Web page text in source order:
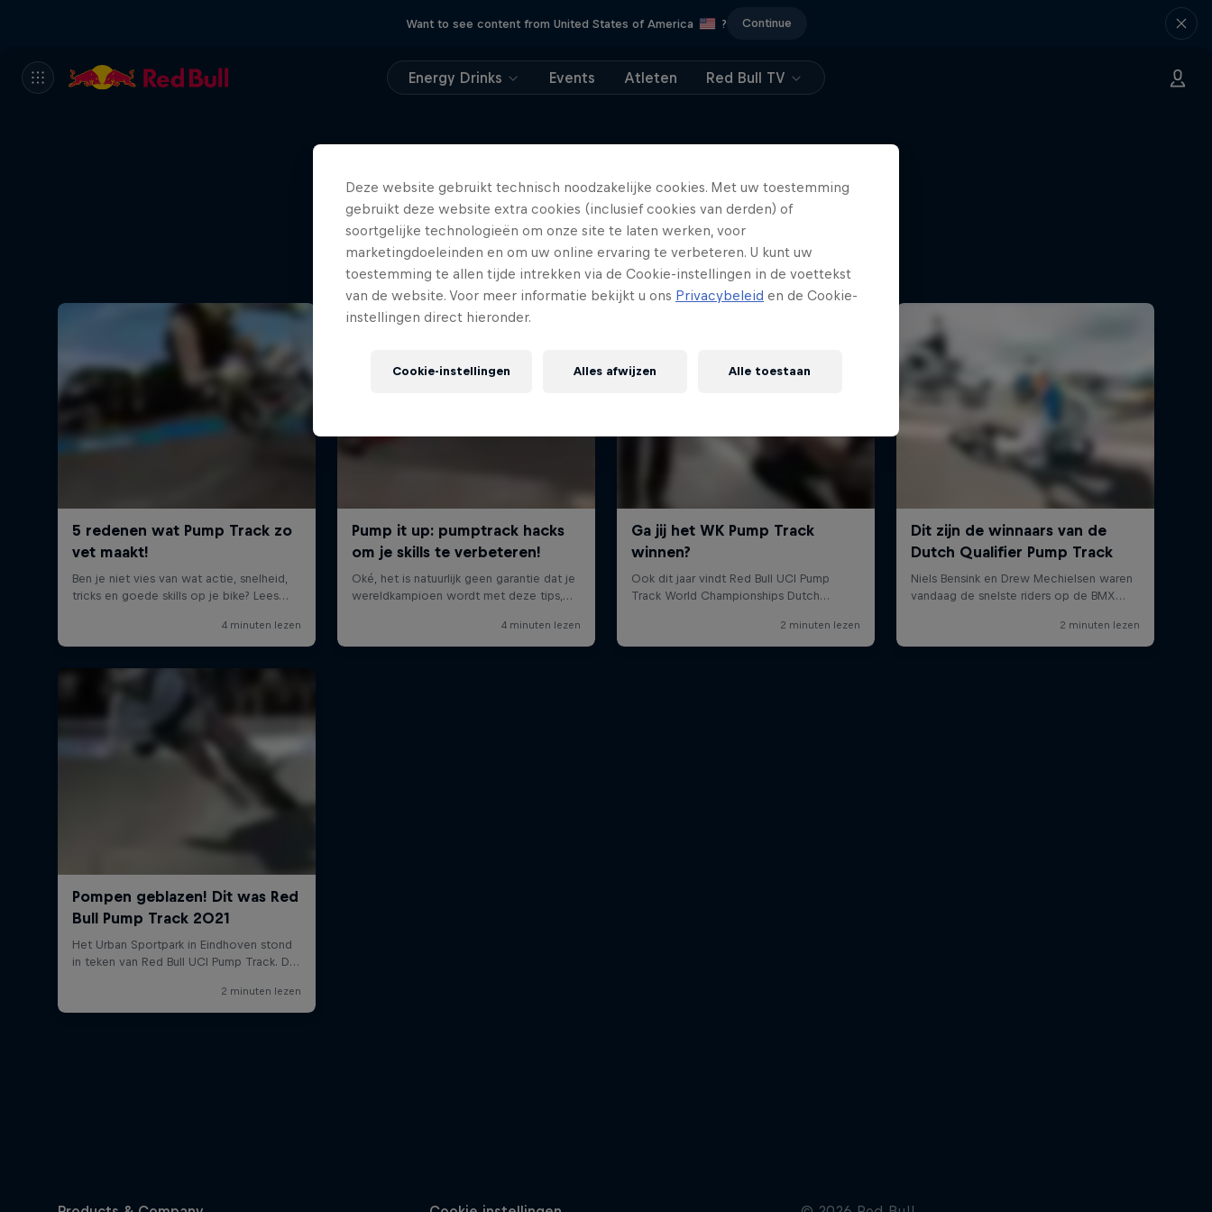
Want to see content from United States of America ? Continue
Energy Drinks Events Atleten Red Bull TV
Meer van dit
Deze website gebruikt technisch noodzakelijke cookies. Met uw toestemming
gebruikt deze website extra cookies (inclusief cookies van derden) of
soortgelijke technologieën om onze site te laten werken, voor
marketingdoeleinden en om uw online ervaring te verbeteren. U kunt uw
toestemming te allen tijde intrekken via de Cookie-instellingen in de voettekst
van de website. Voor meer informatie bekijkt u ons Privacybeleid en de Cookie-
instellingen direct hieronder.
Cookie-instellingen Alles afwijzen Alle toestaan